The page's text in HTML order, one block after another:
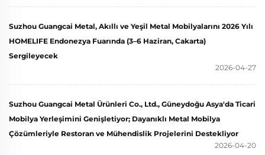
Suzhou Guangcai Metal, Akıllı ve Yeşil Metal Mobilyalarını 2026 Yılı
HOMELIFE Endonezya Fuarında (3–6 Haziran, Cakarta)
Sergileyecek
2026-04-27
Suzhou Guangcai Metal Ürünleri Co., Ltd., Güneydoğu Asya'da Ticari
Mobilya Yerleşimini Genişletiyor; Dayanıklı Metal Mobilya
Çözümleriyle Restoran ve Mühendislik Projelerini Destekliyor
2026-04-20